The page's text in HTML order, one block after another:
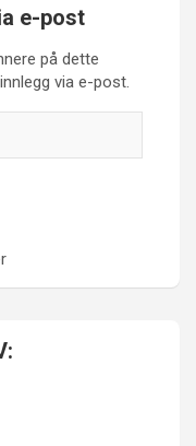
e-post
på dette
via e-post.